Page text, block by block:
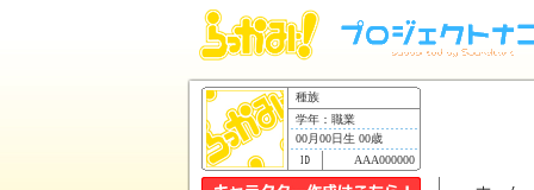
種族
学年：職業
00月00日生 00歳
AAA000000